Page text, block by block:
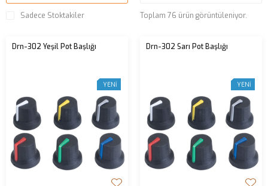
Sadece Stoktakiler Toplam 76 ürün görüntüleniyor.
Drn-302 Yeşil Pot Başlığı
YENI
Drn-302 Sarı Pot Başlığı
YENI